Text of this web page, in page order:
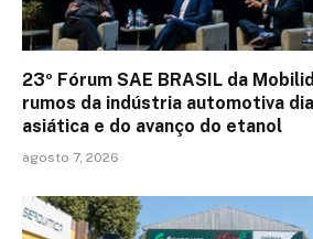
23º Fórum SAE BRASIL da
rumos da indústria automotiva
asiática e do avanço do etanol
agosto 7, 2026